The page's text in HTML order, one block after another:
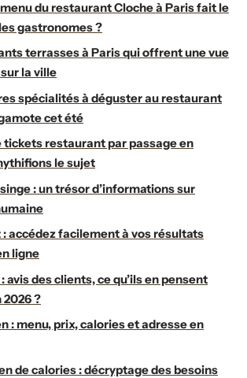
du restaurant Cloche à Paris fait le
gastronomes ?
terrasses à Paris qui offrent une vue
la ville
spécialités à déguster au restaurant
cet été
tickets restaurant par passage en
le sujet
: un trésor d’informations sur
accédez facilement à vos résultats
ligne
avis des clients, ce qu’ils en pensent
?
: menu, prix, calories et adresse en
de calories : décryptage des besoins